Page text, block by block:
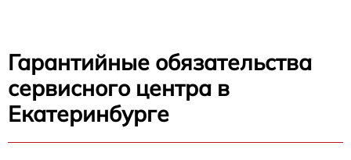
Гарантийные обязательства
сервисного центра в
Екатеринбурге